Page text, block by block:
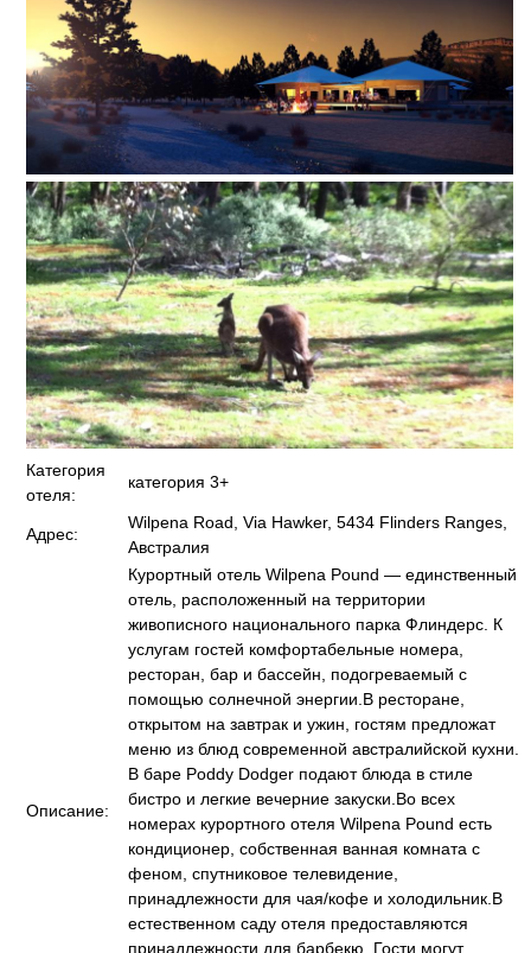
Категория
отеля:
категория 3+
Адрес:
Wilpena Road, Via Hawker, 5434 Flinders Ranges,
Австралия
Описание:
Курортный отель Wilpena Pound — единственный
отель, расположенный на территории
живописного национального парка Флиндерс. К
услугам гостей комфортабельные номера,
ресторан, бар и бассейн, подогреваемый с
помощью солнечной энергии.В ресторане,
открытом на завтрак и ужин, гостям предложат
меню из блюд современной австралийской кухни.
В баре Poddy Dodger подают блюда в стиле
бистро и легкие вечерние закуски.Во всех
номерах курортного отеля Wilpena Pound есть
кондиционер, собственная ванная комната с
феном, спутниковое телевидение,
принадлежности для чая/кофе и холодильник.В
естественном саду отеля предоставляются
принадлежности для барбекю. Гости могут